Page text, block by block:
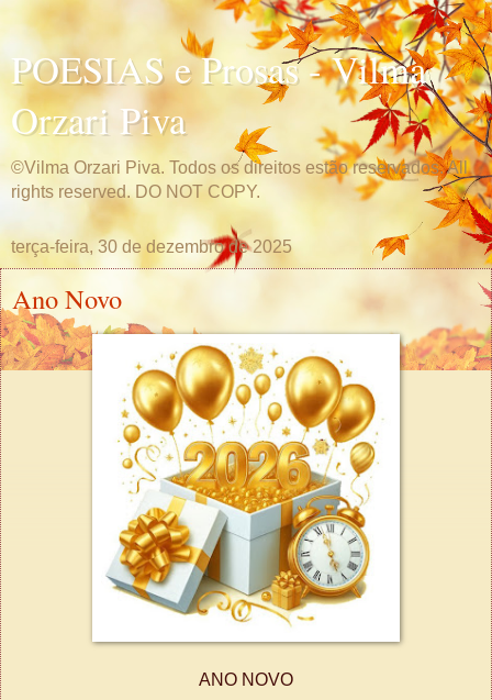
POESIAS e Prosas - Vilma
Orzari Piva
©Vilma Orzari Piva. Todos os direitos estão reservados. All
rights reserved. DO NOT COPY.
terça-feira, 30 de dezembro de 2025
Ano Novo
ANO NOVO